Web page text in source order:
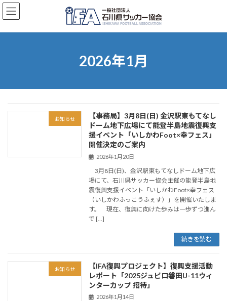
コ
ン
ン
ナ
ビ
ー
2026年1月
お知らせ
【事務局】3月8日(日) 金沢駅東もてなし
ドーム地下広場にて能登半島地震復興支
援イベント「いしかわFoot×幸フェス」
開催決定のご案内
2026年1月20日
3月8日(日)、金沢駅東もてなしドーム地下広
場にて、石川県サッカー協会主催の能登半島地
震復興支援イベント「いしかわFoot×幸フェス
（いしかわふっこうふぇす）」を開催いたしま
す。 現在、復興に向けた歩みは一歩ずつ進ん
で […]
続きを読む
お知らせ
【IFA復興プロジェクト】復興支援活動
レポート「2025ジュビロ磐田U-11ウィ
ンターカップ 招待」
2026年1月14日